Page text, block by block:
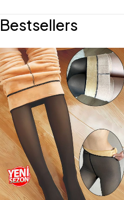
Bestsellers